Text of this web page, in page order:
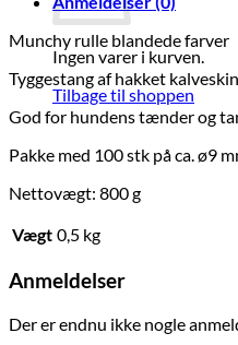
Ingen varer i kurven.
Tilbage til shoppen
Munchy rulle blandede farver
Tyggestang af hakket
God for hundens tænder og
Pakke med 100 stk på ca. ø9
Nettovægt: 800 g
Vægt 0,5 kg
Anmeldelser
Der er endnu ikke nogle